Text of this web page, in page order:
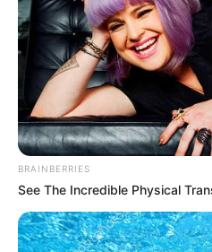
δυτικής πρωτεύουσας. Θέλει
Αποκεφαλισμούς, βία από
κοινή...
BRAINBERRIES
See The Incredible Physical